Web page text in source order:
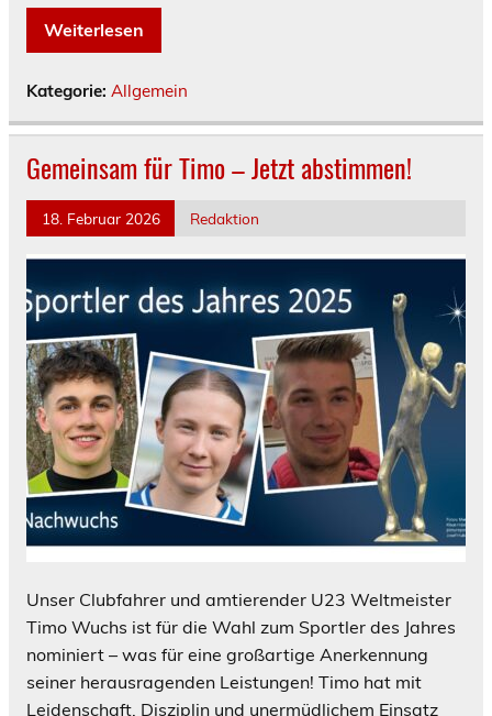
Weiterlesen
Kategorie: Allgemein
Gemeinsam für Timo – Jetzt abstimmen!
18. Februar 2026 Redaktion
Unser Clubfahrer und amtierender U23 Weltmeister
Timo Wuchs ist für die Wahl zum Sportler des Jahres
nominiert – was für eine großartige Anerkennung
seiner herausragenden Leistungen! Timo hat mit
Leidenschaft, Disziplin und unermüdlichem Einsatz